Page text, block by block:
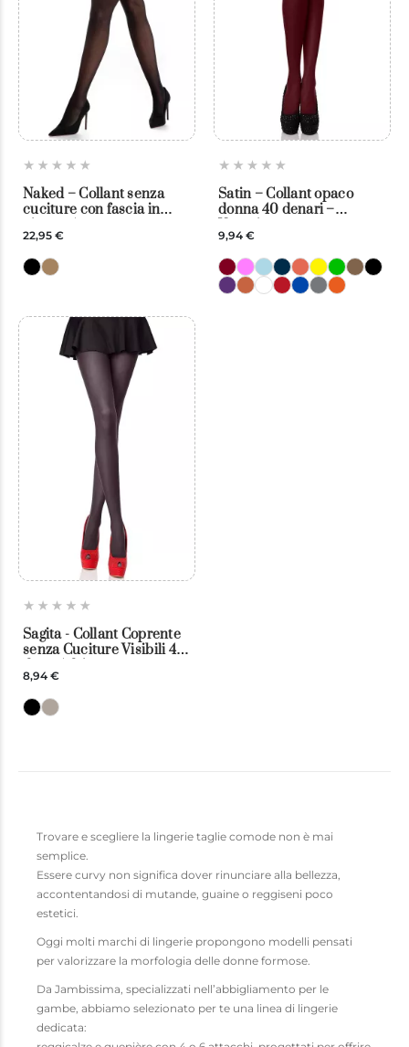
Naked – Collant senza
cuciture con fascia in
22,95 €
Satin – Collant opaco
donna 40 denari –
9,94 €
Sagita - Collant Coprente
senza Cuciture Visibili 40
8,94 €
Trovare e scegliere la lingerie taglie comode non è mai
semplice.
Essere curvy non significa dover rinunciare alla bellezza,
accontentandosi di mutande, guaine o reggiseni poco
estetici.
Oggi molti marchi di lingerie propongono modelli pensati
per valorizzare la morfologia delle donne formose.
Da Jambissima, specializzati nell’abbigliamento per le
gambe, abbiamo selezionato per te una linea di lingerie
dedicata: